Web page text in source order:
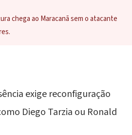
chega ao Maracanã sem o atacante
exige reconfiguração
Diego Tarzia ou Ronald